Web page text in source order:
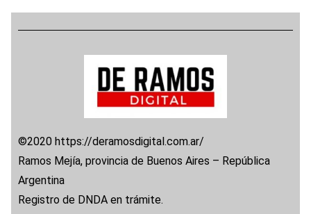
©2020 https://deramosdigital.com.ar/
Ramos Mejía, provincia de Buenos Aires – República
Argentina
Registro de DNDA en trámite.